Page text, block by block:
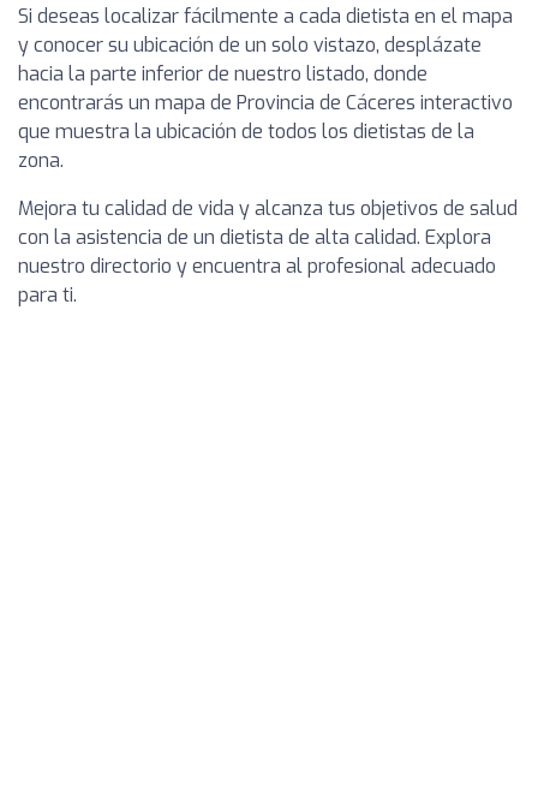
Si deseas localizar fácilmente a cada dietista en el mapa
y conocer su ubicación de un solo vistazo, desplázate
hacia la parte inferior de nuestro listado, donde
encontrarás un mapa de Provincia de Cáceres interactivo
que muestra la ubicación de todos los dietistas de la
zona.
Mejora tu calidad de vida y alcanza tus objetivos de salud
con la asistencia de un dietista de alta calidad. Explora
nuestro directorio y encuentra al profesional adecuado
para ti.